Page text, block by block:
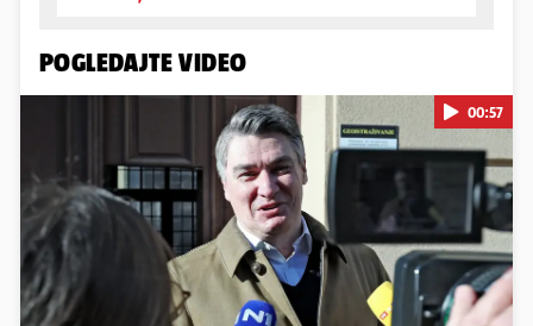
POGLEDAJTE VIDEO
Pokretanje videa...
00:57